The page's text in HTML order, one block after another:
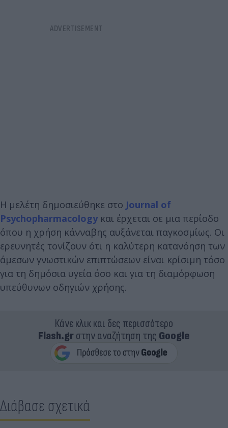
Η μελέτη δημοσιεύθηκε στο Journal of
Psychopharmacology και έρχεται σε μια περίοδο
όπου η χρήση κάνναβης αυξάνεται παγκοσμίως. Οι
ερευνητές τονίζουν ότι η καλύτερη κατανόηση των
άμεσων γνωστικών επιπτώσεων είναι κρίσιμη τόσο
για τη δημόσια υγεία όσο και για τη διαμόρφωση
υπεύθυνων οδηγιών χρήσης.
Κάνε κλικ και δες περισσότερο
Flash.grστην αναζήτηση της Google
Διάβασε σχετικά